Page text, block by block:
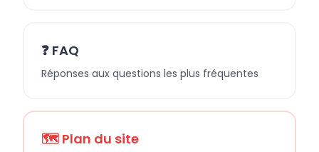
❓ FAQ
Réponses aux questions les plus fréquentes
🗺️ Plan du site